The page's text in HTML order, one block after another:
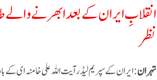
انقلابِ ایران کے بعد ابھرنے والے
نظر
تہران: ایران کے سپریم لیڈر آیت اللہ علی خامنہ ای